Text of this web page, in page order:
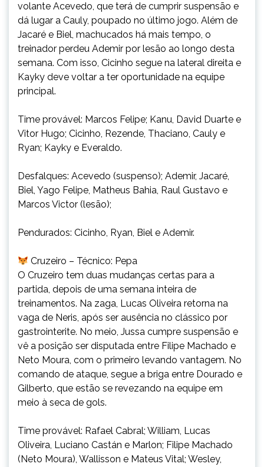
volante Acevedo, que terá de cumprir suspensão e
dá lugar a Cauly, poupado no último jogo. Além de
Jacaré e Biel, machucados há mais tempo, o
treinador perdeu Ademir por lesão ao longo desta
semana. Com isso, Cicinho segue na lateral direita e
Kayky deve voltar a ter oportunidade na equipe
principal.
Time provável: Marcos Felipe; Kanu, David Duarte e
Vitor Hugo; Cicinho, Rezende, Thaciano, Cauly e
Ryan; Kayky e Everaldo.
Desfalques: Acevedo (suspenso); Ademir, Jacaré,
Biel, Yago Felipe, Matheus Bahia, Raul Gustavo e
Marcos Victor (lesão);
Pendurados: Cicinho, Ryan, Biel e Ademir.
Cruzeiro – Técnico: Pepa
O Cruzeiro tem duas mudanças certas para a
partida, depois de uma semana inteira de
treinamentos. Na zaga, Lucas Oliveira retorna na
vaga de Neris, após ser ausência no clássico por
gastrointerite. No meio, Jussa cumpre suspensão e
vê a posição ser disputada entre Filipe Machado e
Neto Moura, com o primeiro levando vantagem. No
comando de ataque, segue a briga entre Dourado e
Gilberto, que estão se revezando na equipe em
meio à seca de gols.
Time provável: Rafael Cabral; William, Lucas
Oliveira, Luciano Castán e Marlon; Filipe Machado
(Neto Moura), Wallisson e Mateus Vital; Wesley,